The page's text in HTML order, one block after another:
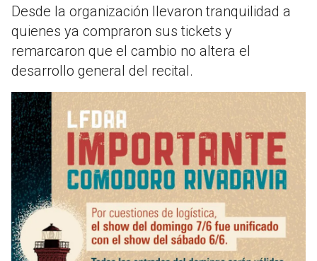
Desde la organización llevaron tranquilidad a
quienes ya compraron sus tickets y
remarcaron que el cambio no altera el
desarrollo general del recital.